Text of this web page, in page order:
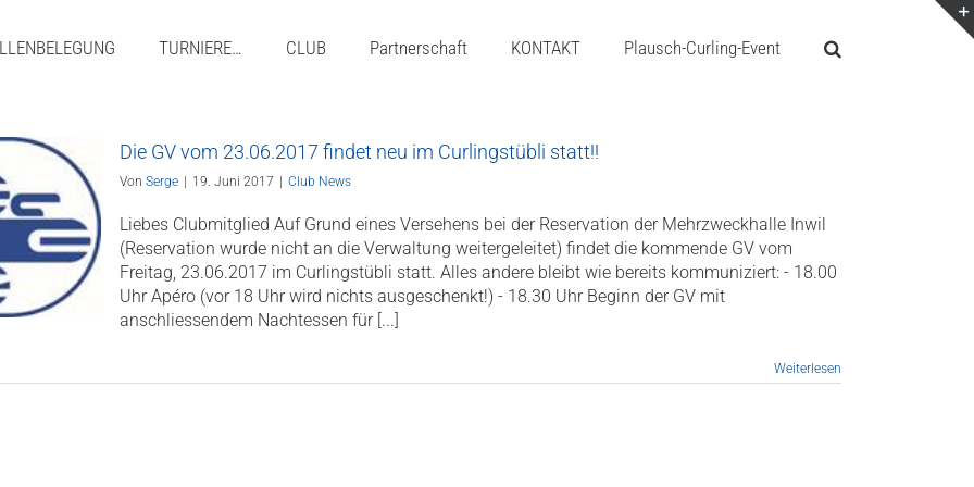
TURNIERE… CLUB Partnerschaft KONTAKT Plausch-Curling-Event
Die GV vom 23.06.2017 findet neu im Curlingstübli statt!!
Von Serge 19. Juni 2017 Club News
Liebes Clubmitglied Auf Grund eines Versehens bei der Reservation der Mehrzweckhalle Inwil
(Reservation wurde nicht an die Verwaltung weitergeleitet) findet die kommende GV vom
Freitag, 23.06.2017 im Curlingstübli statt. Alles andere bleibt wie bereits kommuniziert: - 18.00
Uhr Apéro (vor 18 Uhr wird nichts ausgeschenkt!) - 18.30 Uhr Beginn der GV mit
anschliessendem Nachtessen für [...]
Weiterlesen